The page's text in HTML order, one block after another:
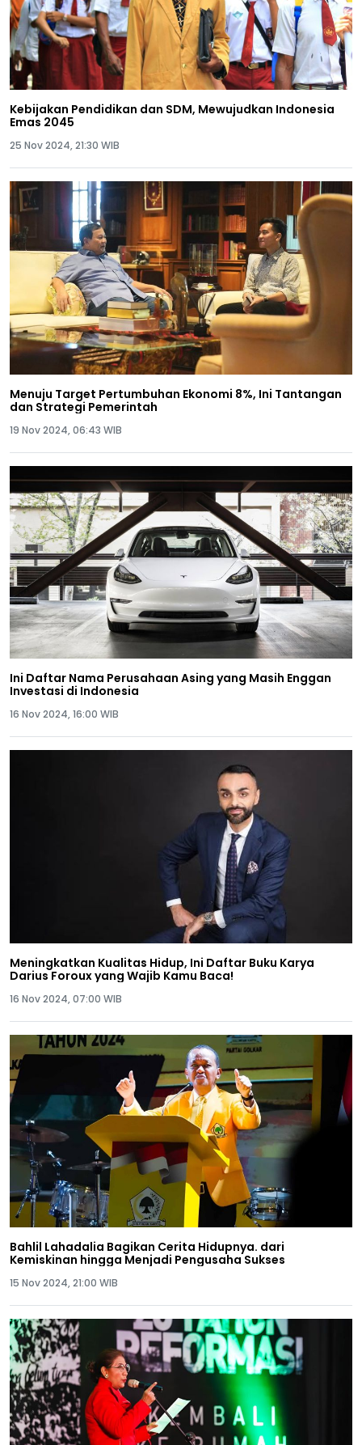
Kebijakan Pendidikan dan SDM, Mewujudkan Indonesia
Emas 2045
25 Nov 2024, 21:30 WIB
Menuju Target Pertumbuhan Ekonomi 8%, Ini Tantangan
dan Strategi Pemerintah
19 Nov 2024, 06:43 WIB
Ini Daftar Nama Perusahaan Asing yang Masih Enggan
Investasi di Indonesia
16 Nov 2024, 16:00 WIB
Meningkatkan Kualitas Hidup, Ini Daftar Buku Karya
Darius Foroux yang Wajib Kamu Baca!
16 Nov 2024, 07:00 WIB
Bahlil Lahadalia Bagikan Cerita Hidupnya. dari
Kemiskinan hingga Menjadi Pengusaha Sukses
15 Nov 2024, 21:00 WIB